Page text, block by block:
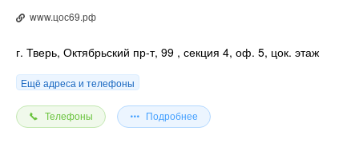
оптовом заказе существует система скидок (от 50 шт).
Наша компания готова организовать доставку бытовых
www.цос69.рф
г. Тверь, Октябрьский пр-т, 99 , секция 4, оф. 5, цок. этаж
Ещё адреса и телефоны
Телефоны Подробнее